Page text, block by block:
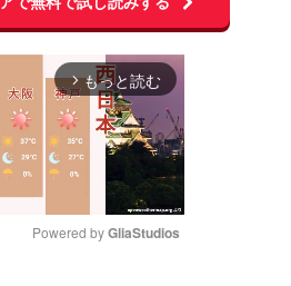
arrow_forward_ios もっと読む
Powered by GliaStudios